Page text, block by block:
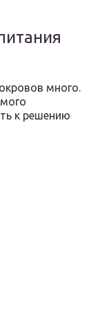
много.
к решению